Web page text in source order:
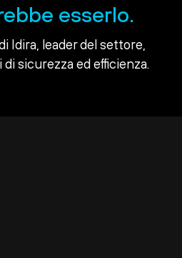
esserlo.
Idira, leader del settore,
sicurezza ed efficienza.